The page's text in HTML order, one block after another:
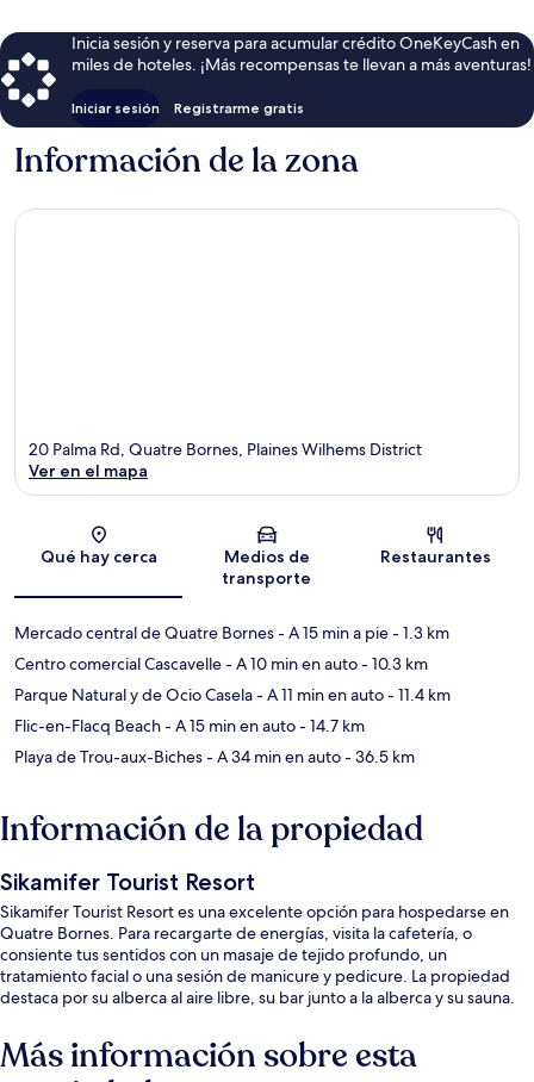
Inicia sesión y reserva para acumular crédito OneKeyCash en
miles de hoteles. ¡Más recompensas te llevan a más aventuras!
Iniciar sesión Registrarme gratis
Información de la zona
Sección del mapa
20 Palma Rd, Quatre Bornes, Plaines Wilhems District
Ver en el mapa
Qué hay cerca
Medios de
transporte
Restaurantes
Mercado central de Quatre Bornes- A 15 min a pie- 1.3 km
Centro comercial Cascavelle- A 10 min en auto- 10.3 km
Parque Natural y de Ocio Casela- A 11 min en auto- 11.4 km
Flic-en-Flacq Beach- A 15 min en auto- 14.7 km
Playa de Trou-aux-Biches- A 34 min en auto- 36.5 km
Información de la propiedad
Sikamifer Tourist Resort
Sikamifer Tourist Resort es una excelente opción para hospedarse en
Quatre Bornes. Para recargarte de energías, visita la cafetería, o
consiente tus sentidos con un masaje de tejido profundo, un
tratamiento facial o una sesión de manicure y pedicure. La propiedad
destaca por su alberca al aire libre, su bar junto a la alberca y su sauna.
Más información sobre esta